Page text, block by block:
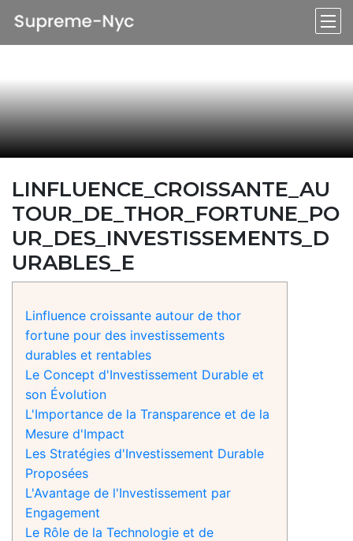
LINFLUENCE_CROISSANTE_AU
TOUR_DE_THOR_FORTUNE_PO
UR_DES_INVESTISSEMENTS_D
URABLES_E
Linfluence croissante autour de thor
fortune pour des investissements
durables et rentables
Le Concept d'Investissement Durable et
son Évolution
L'Importance de la Transparence et de la
Mesure d'Impact
Les Stratégies d'Investissement Durable
Proposées
L'Avantage de l'Investissement par
Engagement
Le Rôle de la Technologie et de